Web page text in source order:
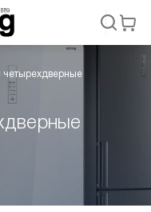
четырехдверные